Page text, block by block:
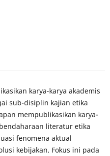
karya-karya akademis
sub-disiplin kajian etika
mempublikasikan karya-
literatur etika
fenomena aktual
kebijakan. Fokus ini pada